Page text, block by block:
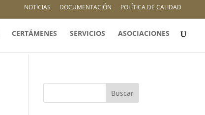
NOTICIAS DOCUMENTACIÓN POLÍTICA DE CALIDAD
CERTÁMENES SERVICIOS ASOCIACIONES